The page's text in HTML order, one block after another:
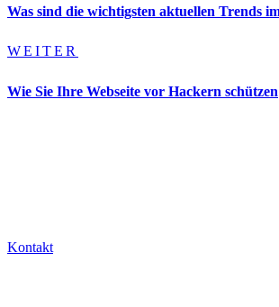
Was sind die wichtigsten aktuellen Trends
WEITER
Wie Sie Ihre Webseite vor Hackern schützen
Kontakt